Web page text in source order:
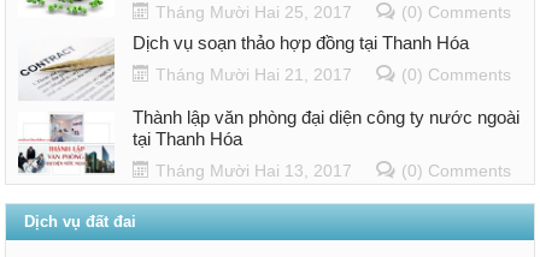
Tháng Mười Hai 25, 2017 (0) Comments
Dịch vụ soạn thảo hợp đồng tại Thanh Hóa
Tháng Mười Hai 21, 2017 (0) Comments
Thành lập văn phòng đại diện công ty nước ngoài
tại Thanh Hóa
Tháng Mười Hai 13, 2017 (0) Comments
Dịch vụ đất đai